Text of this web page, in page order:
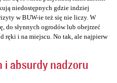
niedostępnych gdzie indziej
w BUW-ie też się nie liczy. W
do słynnych ogrodów lub obejrzeć
ręki i na miejscu. No tak, ale najpierw
i absurdy nadzoru